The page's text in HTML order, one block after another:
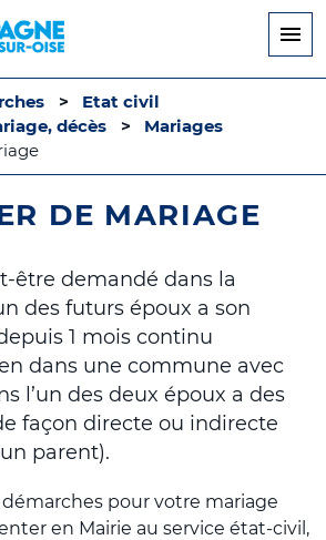
principal
Etat civil
décès
Mariages
DE MARIAGE
être demandé dans la
des futurs époux a son
1 mois continu
dans une commune avec
l’un des deux époux a des
façon directe ou indirecte
parent).
pour votre mariage
en Mairie au service état-civil,